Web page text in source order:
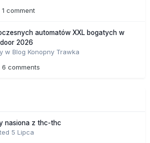
1 comment
automatów XXL bogatych w
2026
w Blog Konopny Trawka
6 comments
nasiona z thc-thc
5 Lipca